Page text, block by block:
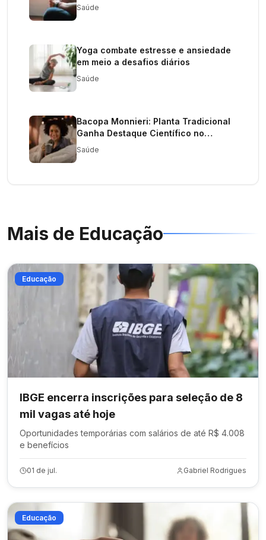
Saúde
Yoga combate estresse e ansiedade
em meio a desafios diários
Saúde
Bacopa Monnieri: Planta Tradicional
Ganha Destaque Científico no
Combate ao Estresse e Fadiga
Saúde
Mais de Educação
Educação
IBGE encerra inscrições para seleção de 8
mil vagas até hoje
Oportunidades temporárias com salários de até R$ 4.008
e benefícios
01 de jul. Gabriel Rodrigues
Educação